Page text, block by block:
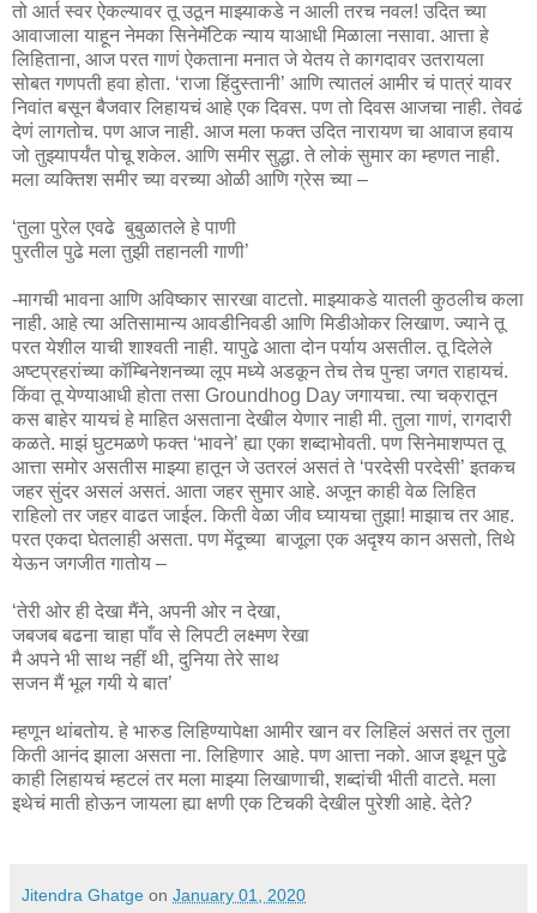
तो आर्त स्वर ऐकल्यावर तू उठून माझ्याकडे न आली तरच नवल! उदित च्या
आवाजाला याहून नेमका सिनेमॅटिक न्याय याआधी मिळाला नसावा. आत्ता हे
लिहिताना, आज परत गाणं ऐकताना मनात जे येतय ते कागदावर उतरायला
सोबत गणपती हवा होता. ‘राजा हिंदुस्तानी’ आणि त्यातलं आमीर चं पात्रं यावर
निवांत बसून बैजवार लिहायचं आहे एक दिवस. पण तो दिवस आजचा नाही. तेवढं
देणं लागतोच. पण आज नाही. आज मला फक्त उदित नारायण चा आवाज हवाय
जो तुझ्यापर्यंत पोचू शकेल. आणि समीर सुद्धा. ते लोकं सुमार का म्हणत नाही.
मला व्यक्तिश समीर च्या वरच्या ओळी आणि ग्रेस च्या –
‘तुला पुरेल एवढे बुबुळातले हे पाणी
पुरतील पुढे मला तुझी तहानली गाणी’
-मागची भावना आणि अविष्कार सारखा वाटतो. माझ्याकडे यातली कुठलीच कला
नाही. आहे त्या अतिसामान्य आवडीनिवडी आणि मिडीओकर लिखाण. ज्याने तू
परत येशील याची शाश्वती नाही. यापुढे आता दोन पर्याय असतील. तू दिलेले
अष्टप्रहरांच्या कॉम्बिनेशनच्या लूप मध्ये अडकून तेच तेच पुन्हा जगत राहायचं.
किंवा तू येण्याआधी होता तसा Groundhog Day जगायचा. त्या चक्रातून
कस बाहेर यायचं हे माहित असताना देखील येणार नाही मी. तुला गाणं, रागदारी
कळते. माझं घुटमळणे फक्त ‘भावने’ ह्या एका शब्दाभोवती. पण सिनेमाशप्पत तू
आत्ता समोर असतीस माझ्या हातून जे उतरलं असतं ते ‘परदेसी परदेसी’ इतकच
जहर सुंदर असलं असतं. आता जहर सुमार आहे. अजून काही वेळ लिहित
राहिलो तर जहर वाढत जाईल. किती वेळा जीव घ्यायचा तुझा! माझाच तर आह.
परत एकदा घेतलाही असता. पण मेंदूच्या बाजूला एक अदृश्य कान असतो, तिथे
येऊन जगजीत गातोय –
‘तेरी ओर ही देखा मैंने, अपनी ओर न देखा,
जबजब बढना चाहा पाँव से लिपटी लक्ष्मण रेखा
मै अपने भी साथ नहीं थी, दुनिया तेरे साथ
सजन मैं भूल गयी ये बात’
म्हणून थांबतोय. हे भारुड लिहिण्यापेक्षा आमीर खान वर लिहिलं असतं तर तुला
किती आनंद झाला असता ना. लिहिणार आहे. पण आत्ता नको. आज इथून पुढे
काही लिहायचं म्हटलं तर मला माझ्या लिखाणाची, शब्दांची भीती वाटते. मला
इथेचं माती होऊन जायला ह्या क्षणी एक टिचकी देखील पुरेशी आहे. देते?
Jitendra Ghatge on January 01, 2020